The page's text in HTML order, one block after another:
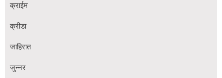
क्राईम
क्रीडा
जाहिरात
जुन्नर